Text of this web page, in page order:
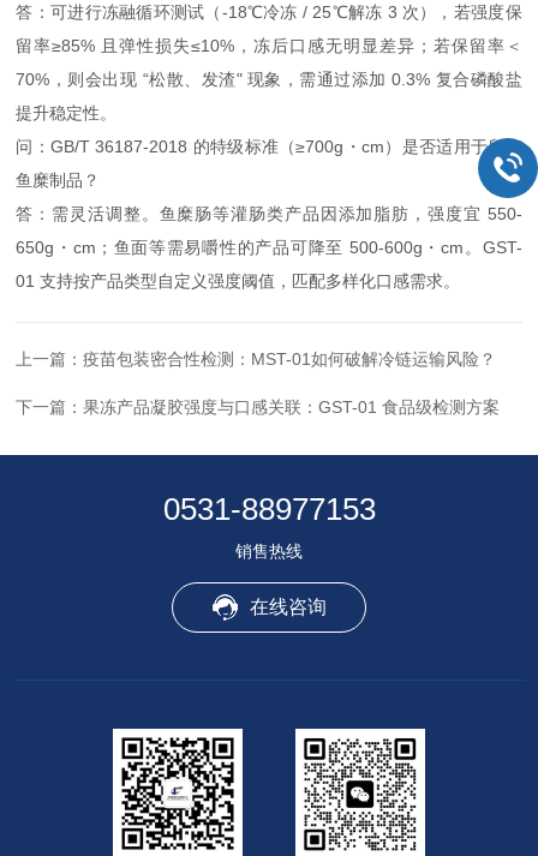
答：可进行冻融循环测试（-18℃冷冻 / 25℃解冻 3 次），若强度保
留率≥85% 且弹性损失≤10%，冻后口感无明显差异；若保留率＜
70%，则会出现 “松散、发渣" 现象，需通过添加 0.3% 复合磷酸盐
提升稳定性。
问：GB/T 36187-2018 的特级标准（≥700g・cm）是否适用于所有
鱼糜制品？
答：需灵活调整。鱼糜肠等灌肠类产品因添加脂肪，强度宜 550-
650g・cm；鱼面等需易嚼性的产品可降至 500-600g・cm。GST-
01 支持按产品类型自定义强度阈值，匹配多样化口感需求。
上一篇：疫苗包装密合性检测：MST-01如何破解冷链运输风险？
下一篇：果冻产品凝胶强度与口感关联：GST-01 食品级检测方案
0531-88977153
销售热线
在线咨询